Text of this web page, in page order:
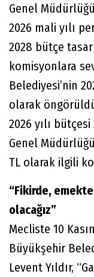
Genel
2026 mali yılı
2028 bütçe
komisyonlara
Belediyesi’nin
olarak
2026 yılı
Genel
TL olarak ilgili
“Fikirde,
olacağız”
Mecliste 10
Büyükşehir
Levent Yıldır,